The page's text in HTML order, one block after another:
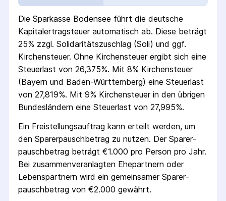
Die Sparkasse Bodensee führt die deutsche
Kapital­ertrag­steuer automatisch ab. Diese beträgt
25% zzgl. Solidaritäts­zuschlag (Soli) und ggf.
Kirchensteuer. Ohne Kirchensteuer ergibt sich eine
Steuerlast von 26,375%. Mit 8% Kirchensteuer
(Bayern und Baden-Württemberg) eine Steuerlast
von 27,819%. Mit 9% Kirchensteuer in den übrigen
Bundesländern eine Steuerlast von 27,995%.
Ein Freistellungs­auftrag kann erteilt werden, um
den Sparer­pausch­betrag zu nutzen. Der Sparer­
pausch­betrag beträgt €1.000 pro Person pro Jahr.
Bei zusammenveranlagten Ehepartnern oder
Lebenspartnern wird ein gemeinsamer Sparer­
pausch­betrag von €2.000 gewährt.